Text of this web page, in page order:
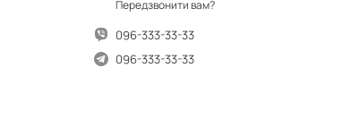
Передзвонити вам?
096-333-33-33
096-333-33-33